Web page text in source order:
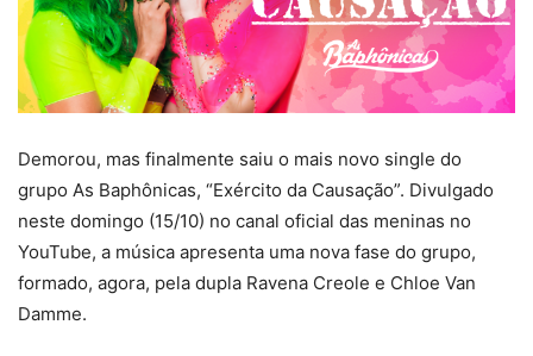
Demorou, mas finalmente saiu o mais novo single do
grupo As Baphônicas, “Exército da Causação”. Divulgado
neste domingo (15/10) no canal oficial das meninas no
YouTube, a música apresenta uma nova fase do grupo,
formado, agora, pela dupla Ravena Creole e Chloe Van
Damme.